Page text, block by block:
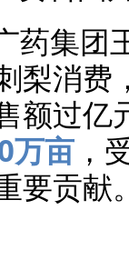
药集团
梨消费
额过亿
万亩 ，
要贡献